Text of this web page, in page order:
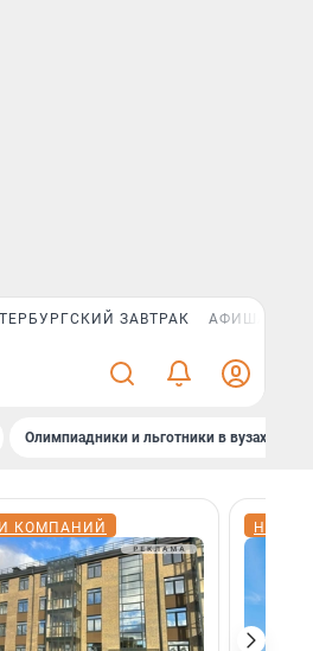
ЗАВТРАК АФИША PLUS
Олимпиадники и льготники в вузах СПб
КОМПАНИЙ